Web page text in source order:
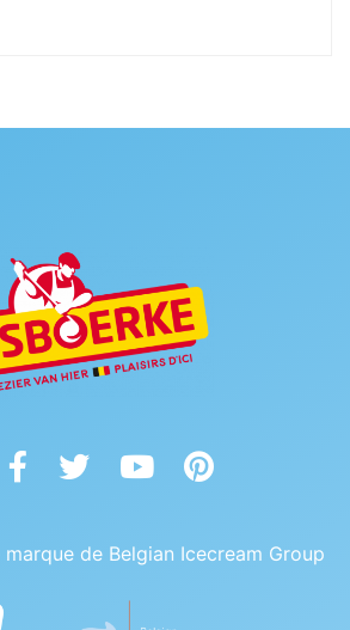
FacebookTwitter YouTubePinterest
de Belgian Icecream Group